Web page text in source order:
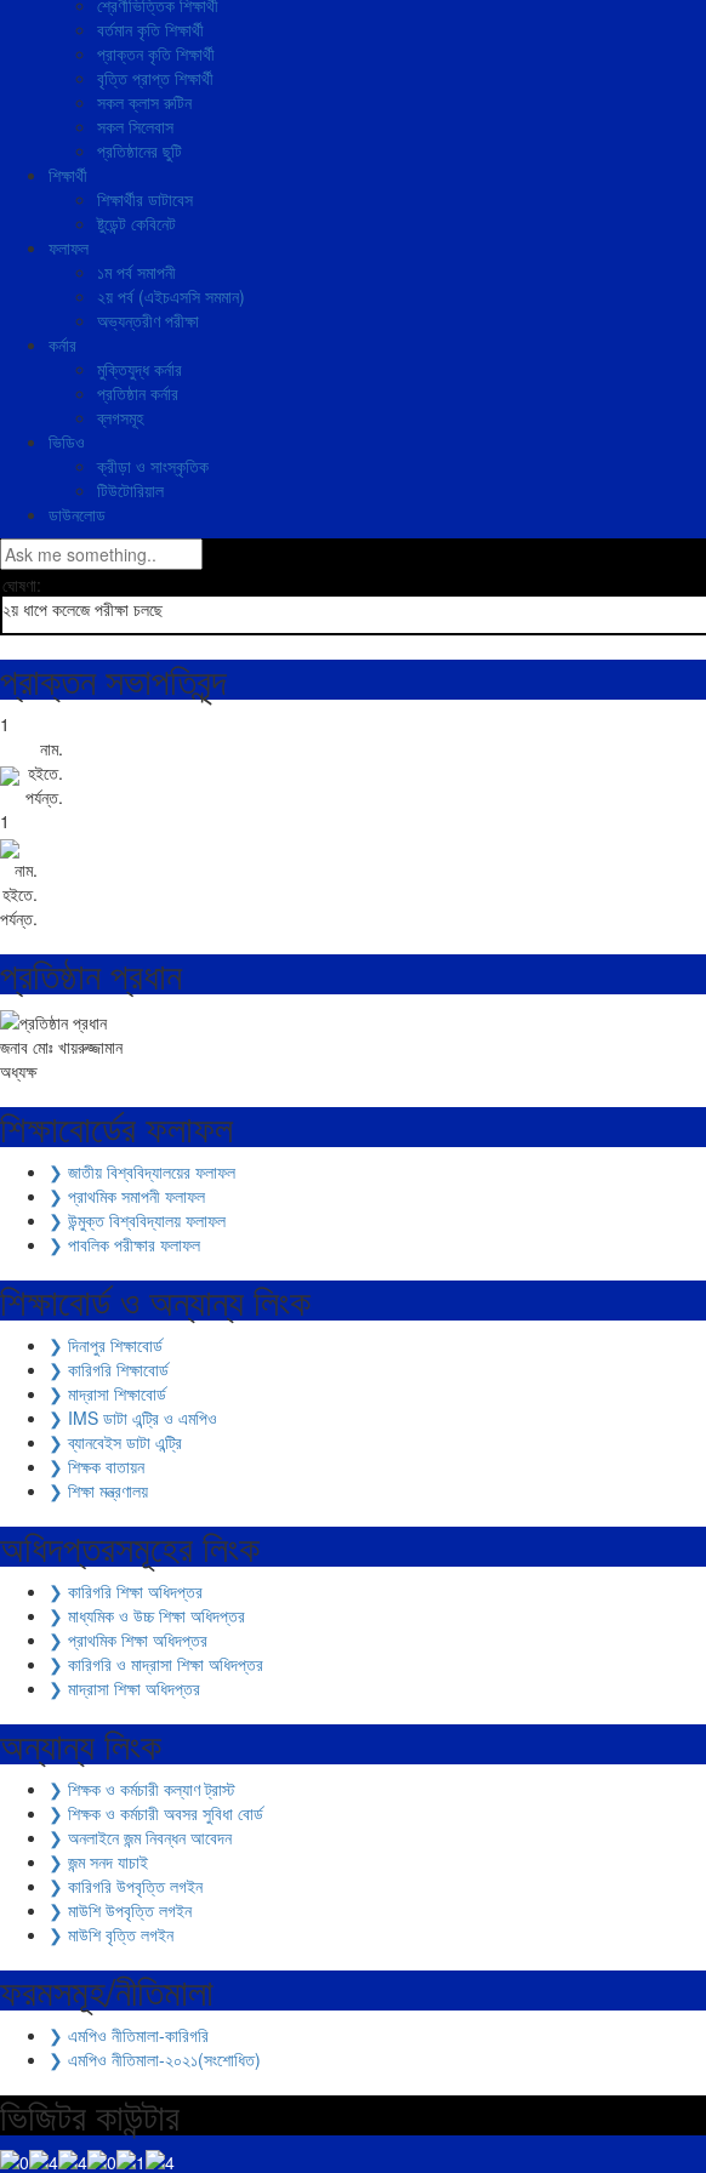
শ্রেণীভিত্তিক শিক্ষার্থী
বর্তমান কৃতি শিক্ষার্থী
প্রাক্তন কৃতি শিক্ষার্থী
বৃত্তি প্রাপ্ত শিক্ষার্থী
সকল ক্লাস রুটিন
সকল সিলেবাস
প্রতিষ্ঠানের ছুটি
শিক্ষার্থী
শিক্ষার্থীর ডাটাবেস
ষ্টুডেন্ট কেবিনেট
ফলাফল
১ম পর্ব সমাপনী
২য় পর্ব (এইচএসসি সমমান)
অভ্যন্তরীণ পরীক্ষা
কর্নার
মুক্তিযুদ্ধ কর্নার
প্রতিষ্ঠান কর্নার
ব্লগসমূহ
ভিডিও
ক্রীড়া ও সাংস্কৃতিক
টিউটোরিয়াল
ডাউনলোড
ঘোষণা:
২য় ধাপে কলেজে পরীক্ষা চলছে
প্রাক্তন সভাপতিবৃন্দ
1
নাম.
হইতে.
পর্যন্ত.
1
নাম.
হইতে.
পর্যন্ত.
প্রতিষ্ঠান প্রধান
জনাব মোঃ খায়রুজ্জামান
অধ্যক্ষ
শিক্ষাবোর্ডের ফলাফল
❯ জাতীয় বিশ্ববিদ্যালয়ের ফলাফল
❯ প্রাথমিক সমাপনী ফলাফল
❯ উন্মুক্ত বিশ্ববিদ্যালয় ফলাফল
❯ পাবলিক পরীক্ষার ফলাফল
শিক্ষাবোর্ড ও অন্যান্য লিংক
❯ দিনাপুর শিক্ষাবোর্ড
❯ কারিগরি শিক্ষাবোর্ড
❯ মাদ্রাসা শিক্ষাবোর্ড
❯ IMS ডাটা এন্ট্রি ও এমপিও
❯ ব্যানবেইস ডাটা এন্ট্রি
❯ শিক্ষক বাতায়ন
❯ শিক্ষা মন্ত্রণালয়
অধিদপ্তরসমূহের লিংক
❯ কারিগরি শিক্ষা অধিদপ্তর
❯ মাধ্যমিক ও উচ্চ শিক্ষা অধিদপ্তর
❯ প্রাথমিক শিক্ষা অধিদপ্তর
❯ কারিগরি ও মাদ্রাসা শিক্ষা অধিদপ্তর
❯ মাদ্রাসা শিক্ষা অধিদপ্তর
অন্যান্য লিংক
❯ শিক্ষক ও কর্মচারী কল্যাণ ট্রাস্ট
❯ শিক্ষক ও কর্মচারী অবসর সুবিধা বোর্ড
❯ অনলাইনে জন্ম নিবন্ধন আবেদন
❯ জন্ম সনদ যাচাই
❯ কারিগরি উপবৃত্তি লগইন
❯ মাউশি উপবৃত্তি লগইন
❯ মাউশি বৃত্তি লগইন
ফরমসমূহ/নীতিমালা
❯ এমপিও নীতিমালা-কারিগরি
❯ এমপিও নীতিমালা-২০২১(সংশোধিত)
ভিজিটর কাউন্টার